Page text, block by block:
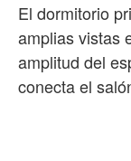
El dormitorio
amplias vistas
amplitud del
conecta el